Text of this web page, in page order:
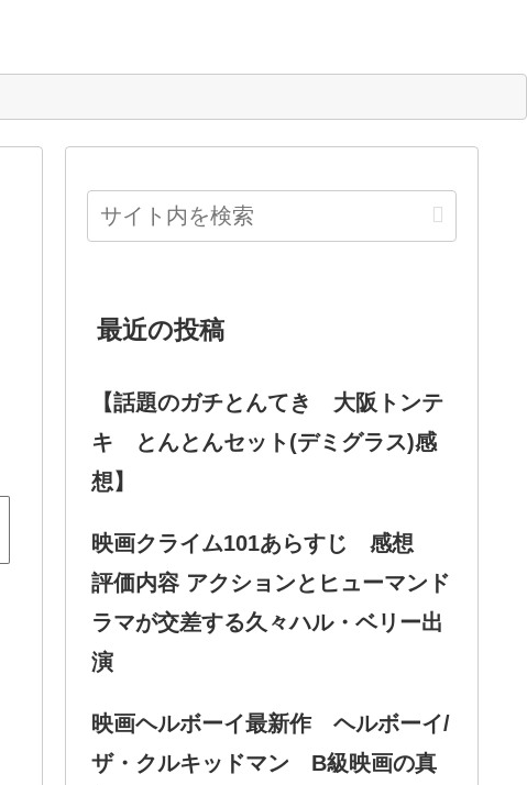
最近の投稿
【話題のガチとんてき 大阪トンテ
キ とんとんセット(デミグラス)感
想】
映画クライム101あらすじ 感想
評価内容 アクションとヒューマンド
ラマが交差する久々ハル・ベリー出
演
映画ヘルボーイ最新作 ヘルボーイ/
ザ・クルキッドマン B級映画の真